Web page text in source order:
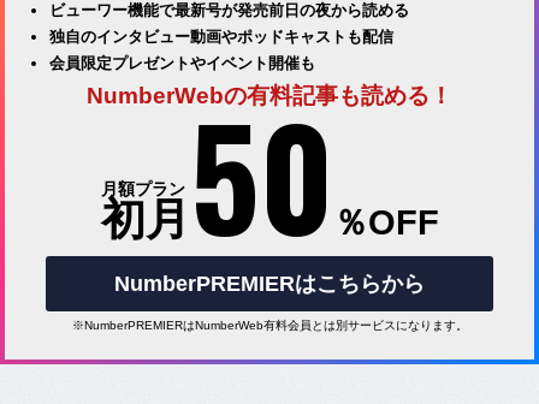
ビューワー機能で最新号が発売前日の夜から読める
独自のインタビュー動画やポッドキャストも配信
会員限定プレゼントやイベント開催も
NumberWebの有料記事も読める！
月額プラン
初月 50 ％OFF
NumberPREMIERはこちらから
※NumberPREMIERはNumberWeb有料会員とは別サービスになります。